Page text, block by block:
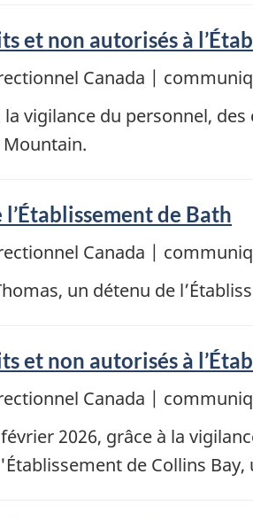
et non autorisés à
Canada |
la vigilance du personnel,
Mountain.
l’Établissement de Bath
Canada |
un détenu de
et non autorisés à
Canada |
2026, grâce à la
de Collins